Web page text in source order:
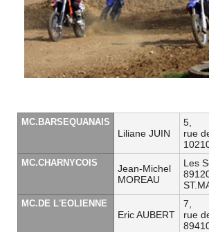
MC.BARSEQUANAIS
Liliane JUIN
5,
rue
MC.CHARNYCOIS
Jean-Michel
MOREAU
Les
MC.DE L'EOLIENNE
Eric AUBERT
7,
rue